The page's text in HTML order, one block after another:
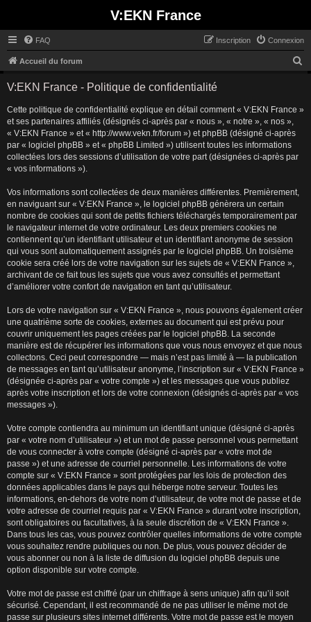
V:EKN France
FAQ Connexion
Inscription
Accueil du forum
V:EKN France - Politique de confidentialité
Cette politique de confidentialité explique en détail comment « V:EKN France »
et ses partenaires affiliés (désignés ci-après par « nous », « notre », « nos »,
« V:EKN France » et « http://www.vekn.fr/forum ») et phpBB (désigné ci-après
par « logiciel phpBB » et « phpBB Limited ») utilisent toutes les informations
collectées lors des sessions d’utilisation de votre part (désignées ci-après par
« vos informations »).
Vos informations sont collectées de deux manières différentes. Premièrement,
en naviguant sur « V:EKN France », le logiciel phpBB génèrera un certain
nombre de cookies qui sont de petits fichiers téléchargés temporairement par
le navigateur internet de votre ordinateur. Les deux premiers cookies ne
contiennent qu’un identifiant utilisateur et un identifiant anonyme de session
qui vous sont automatiquement assignés par le logiciel phpBB. Un troisième
cookie sera créé lors de votre navigation sur les sujets de « V:EKN France »,
archivant de ce fait tous les sujets que vous avez consultés et permettant
d’améliorer votre confort de navigation en tant qu’utilisateur.
Lors de votre navigation sur « V:EKN France », nous pouvons également créer
une quatrième sorte de cookies, externes au document qui est prévu pour
couvrir uniquement les pages créées par le logiciel phpBB. La seconde
manière est de récupérer les informations que vous nous envoyez et que nous
collectons. Ceci peut correspondre — mais n’est pas limité à — la publication
de messages en tant qu’utilisateur anonyme, l’inscription sur « V:EKN France »
(désignée ci-après par « votre compte ») et les messages que vous publiez
après votre inscription et lors de votre connexion (désignés ci-après par « vos
messages »).
Votre compte contiendra au minimum un identifiant unique (désigné ci-après
par « votre nom d’utilisateur ») et un mot de passe personnel vous permettant
de vous connecter à votre compte (désigné ci-après par « votre mot de
passe ») et une adresse de courriel personnelle. Les informations de votre
compte sur « V:EKN France » sont protégées par les lois de protection des
données applicables dans le pays qui héberge notre serveur. Toutes les
informations, en-dehors de votre nom d’utilisateur, de votre mot de passe et de
votre adresse de courriel requis par « V:EKN France » durant votre inscription,
sont obligatoires ou facultatives, à la seule discrétion de « V:EKN France ».
Dans tous les cas, vous pouvez contrôler quelles informations de votre compte
vous souhaitez rendre publiques ou non. De plus, vous pouvez décider de
vous abonner ou non à la liste de diffusion du logiciel phpBB depuis une
option disponible sur votre compte.
Votre mot de passe est chiffré (par un chiffrage à sens unique) afin qu’il soit
sécurisé. Cependant, il est recommandé de ne pas utiliser le même mot de
passe sur plusieurs sites internet différents. Votre mot de passe est le moyen